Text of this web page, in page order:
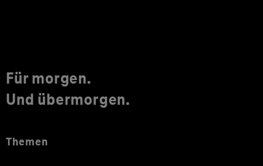
Für morgen.
Und übermorgen.
Themen